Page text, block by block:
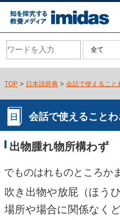
TOP > 日本語辞典> 会話で使えること
会話で使えること
出物腫れ物所構わず
でものはれものところか
吹き出物や放屁（ほう
場所や場合に関係なく